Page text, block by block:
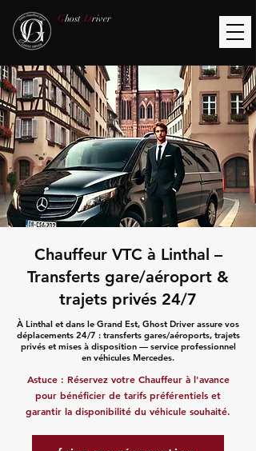
Ghost Driver
Chauffeur VTC à Linthal –
Transferts gare/aéroport &
trajets privés 24/7
À Linthal et dans le Grand Est, Ghost Driver assure vos
déplacements 24/7 : transferts gares/aéroports, trajets
privés et mises à disposition — service professionnel
en véhicules Mercedes.
Astuce : Réservez votre Chauffeur à l'avance
pour bénéficier de tarifs préférentiels et
garantir la disponibilité du véhicule souhaité.